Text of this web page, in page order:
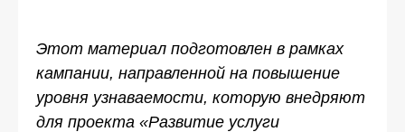
Этот материал подготовлен в рамках
кампании, направленной на повышение
уровня узнаваемости, которую внедряют
для проекта «Развитие услуги